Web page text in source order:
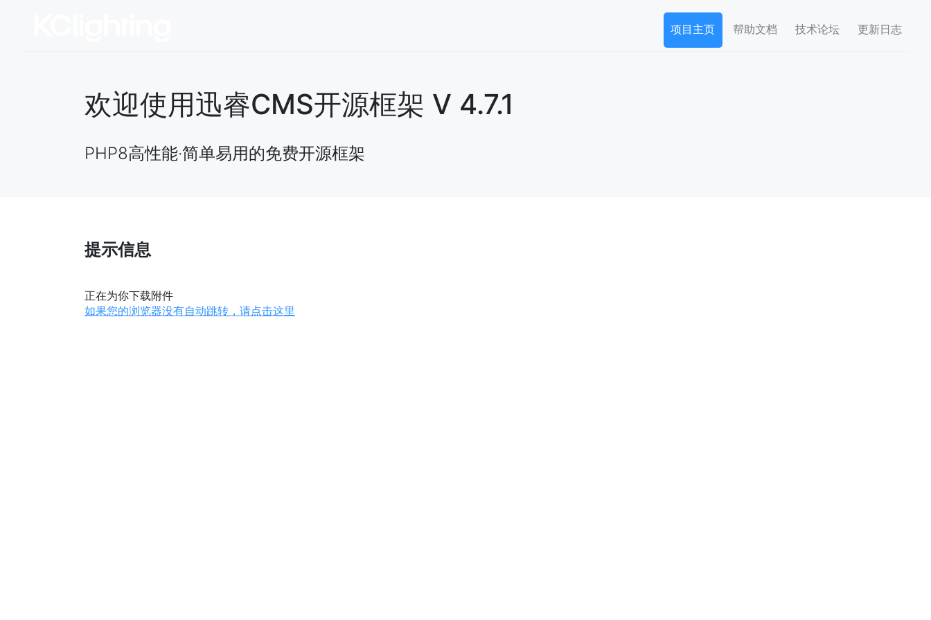
项目主页 帮助文档 技术论坛 更新日志
欢迎使用迅睿CMS开源框架 V 4.7.1
PHP8高性能·简单易用的免费开源框架
提示信息
正在为你下载附件
如果您的浏览器没有自动跳转，请点击这里